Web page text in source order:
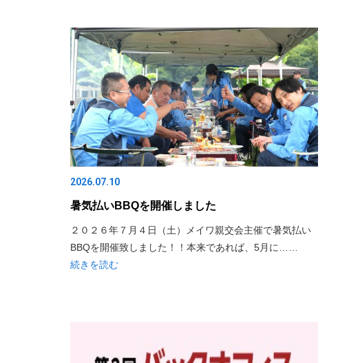
2026.07.10
暑気払いBBQを開催しました
２０２６年７月４日（土）メイワ親交会主催で暑気払い
BBQを開催致しました！！本来であれば、5月に……
続きを読む